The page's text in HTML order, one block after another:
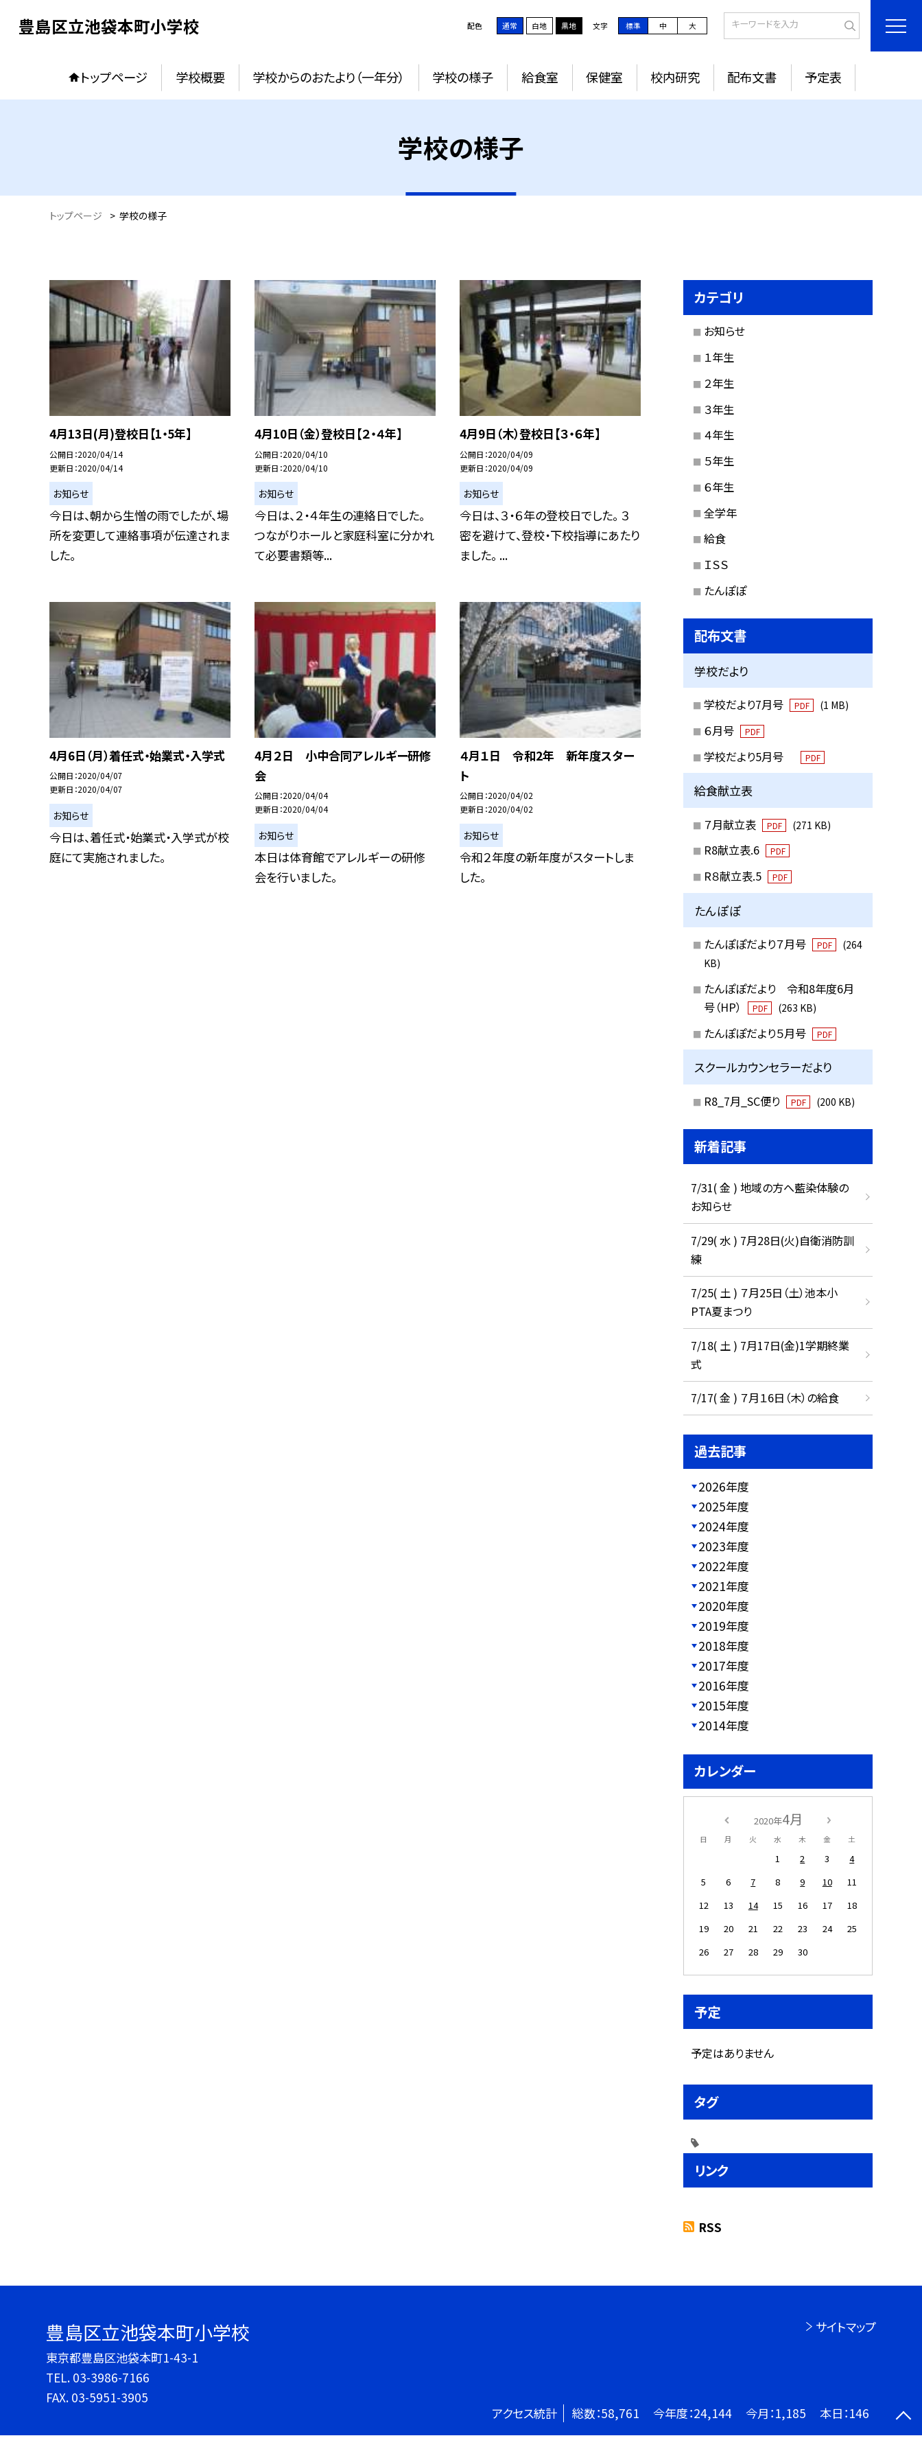
豊島区立池袋本町小学校 配色 通常 白地 黒地 文字 標準 中 大
トップページ 学校概要 学校からのおたより（一年分） 学校の様子 給食室 保健室 校内研究 配布文書 予定表
学校の様子
トップページ > 学校の様子
4月13日(月)登校日【1・5年】
公開日 2020/04/14
更新日 2020/04/14
お知らせ
今日は、朝から生憎の雨でしたが、場
所を変更して連絡事項が伝達されま
した。
4月10日（金）登校日【２・４年】
公開日 2020/04/10
更新日 2020/04/10
お知らせ
今日は、２・４年生の連絡日でした。
つながりホールと家庭科室に分かれ
て必要書類等...
4月9日（木）登校日【３・６年】
公開日 2020/04/09
更新日 2020/04/09
お知らせ
今日は、３・６年の登校日でした。 ３
密を避けて、登校・下校指導にあたり
ました。 ...
4月6日（月）着任式・始業式・入学式
公開日 2020/04/07
更新日 2020/04/07
お知らせ
今日は、着任式・始業式・入学式が校
庭にて実施されました。
4月２日 小中合同アレルギー研修
会
公開日 2020/04/04
更新日 2020/04/04
お知らせ
本日は体育館でアレルギーの研修
会を行いました。
４月１日 令和2年 新年度スター
ト
公開日 2020/04/02
更新日 2020/04/02
お知らせ
令和２年度の新年度がスタートしま
した。
カテゴリ
お知らせ
１年生
２年生
３年生
４年生
５年生
６年生
全学年
給食
ＩＳＳ
たんぽぽ
配布文書
学校だより
学校だより7月号 PDF (1 MB)
６月号 PDF
学校だより5月号 PDF
給食献立表
７月献立表 PDF (271 KB)
R8献立表.6 PDF
R８献立表.5 PDF
たんぽぽ
たんぽぽだより７月号 PDF
(264
KB)
たんぽぽだより 令和8年度6月
号（HP）
PDF (263 KB)
たんぽぽだより５月号 PDF
スクールカウンセラーだより
R8_7月_SC便り PDF (200 KB)
新着記事
7/31( 金 ) 地域の方へ藍染体験の
お知らせ
7/29( 水 ) 7月28日(火)自衛消防訓
練
7/25( 土 ) ７月25日（土）池本小
PTA夏まつり
7/18( 土 ) 7月17日(金)1学期終業
式
7/17( 金 ) ７月１6日（木）の給食
過去記事
2026年度
2025年度
2024年度
2023年度
2022年度
2021年度
2020年度
2019年度
2018年度
2017年度
2016年度
2015年度
2014年度
カレンダー
2020年4月
日 月 火 水 木 金 土
1 2 3
4
5
6 7 8 9 10
11
12
13 14 15 16 17
18
19
20 21 22 23 24
25
26
27 28 29 30
予定
予定はありません
タグ
リンク
RSS
豊島区立池袋本町小学校
東京都豊島区池袋本町1-43-1
TEL. 03-3986-7166
FAX. 03-5951-3905
サイトマップ
アクセス統計 総数：58,761 今年度：24,144 今月：1,185 本日：146